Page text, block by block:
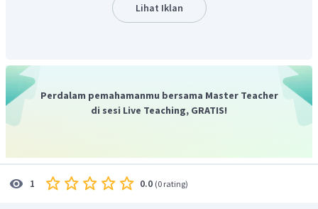
Jadi, etilen glikol dapat membentuk polimer menjadi
polietilena glikol (PEG).
Lihat Iklan
Perdalam pemahamanmu bersama Master Teacher
di sesi Live Teaching, GRATIS!
1 0.0 (0 rating)